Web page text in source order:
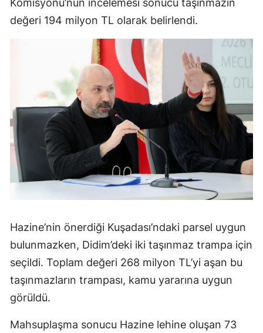
değeri 194 milyon TL olarak belirlendi.
Hazine’nin önerdiği Kuşadası’ndaki parsel uygun
bulunmazken, Didim’deki iki taşınmaz trampa için
seçildi. Toplam değeri 268 milyon TL’yi aşan bu
taşınmazların trampası, kamu yararına uygun
görüldü.
Mahsuplaşma sonucu Hazine lehine oluşan 73